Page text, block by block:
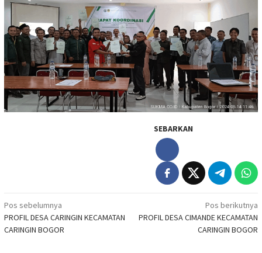
SEBARKAN
Navigasi
pos
Pos sebelumnya
PROFIL DESA CARINGIN KECAMATAN
CARINGIN BOGOR
Pos berikutnya
PROFIL DESA CIMANDE KECAMATAN
CARINGIN BOGOR